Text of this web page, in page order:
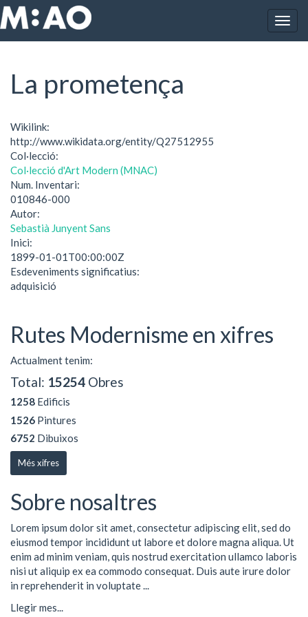
Vés al contingut
Inici La prometença
La prometença
Wikilink:
http://www.wikidata.org/entity/Q27512955
Col·lecció:
Col·lecció d'Art Modern (MNAC)
Num. Inventari:
010846-000
Autor:
Sebastià Junyent Sans
Inici:
1899-01-01T00:00:00Z
Esdeveniments significatius:
adquisició
Rutes Modernisme en xifres
Actualment tenim:
Total: 15254 Obres
1258 Edificis
1526 Pintures
6752 Dibuixos
Més xifres
Sobre nosaltres
Lorem ipsum dolor sit amet, consectetur adipiscing elit, sed do
eiusmod tempor incididunt ut labore et dolore magna aliqua. Ut
enim ad minim veniam, quis nostrud exercitation ullamco laboris
nisi ut aliquip ex ea commodo consequat. Duis aute irure dolor
in reprehenderit in voluptate ...
Llegir mes...